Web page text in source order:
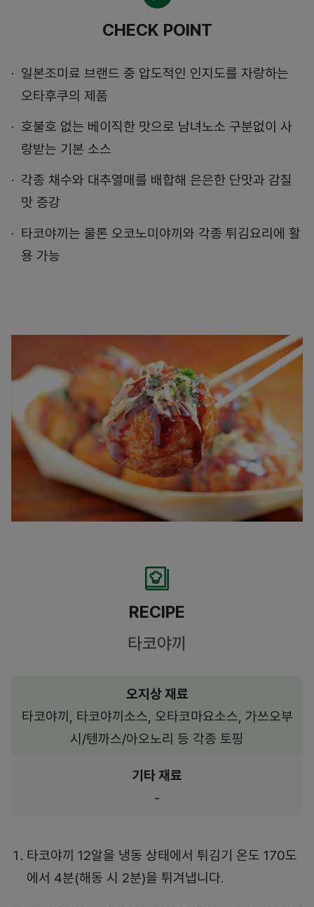
CHECK POINT
일본조미료 브랜드 중 압도적인 인지도를 자랑하는
오타후쿠의 제품
호불호 없는 베이직한 맛으로 남녀노소 구분없이 사
랑받는 기본 소스
각종 채수와 대추열매를 배합해 은은한 단맛과 감칠
맛 증강
타코야끼는 물론 오코노미야끼와 각종 튀김요리에 활
용 가능
RECIPE
타코야끼
오지상 재료
타코야끼, 타코야끼소스, 오타코마요소스, 가쓰오부
시/텐까스/아오노리 등 각종 토핑
기타 재료
-
타코야끼 12알을 냉동 상태에서 튀김기 온도 170도
에서 4분(해동 시 2분)을 튀겨냅니다.